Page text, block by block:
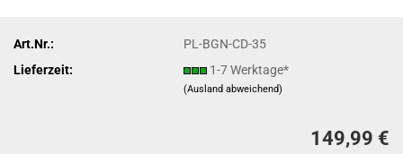
Art.Nr.:
PL-BGN-CD-35
Lieferzeit:
1-7 Werktage*
(Ausland abweichend)
149,99 €